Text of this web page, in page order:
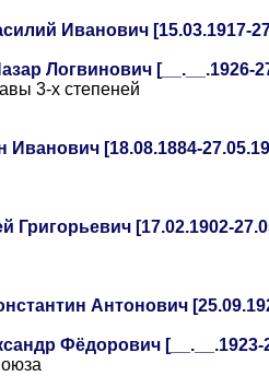
Иванович [15.03.1917-
Логвинович [__.__.1926-
3-х степеней
Иванович [18.08.1884-
Григорьевич [17.02.1902-
Антонович
Фёдорович [__.__.1923-